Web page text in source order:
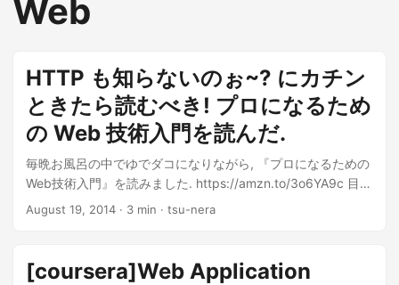
Web
HTTP も知らないのぉ~? にカチン
ときたら読むべき! プロになるため
の Web 技術入門を読んだ.
毎晩お風呂の中でゆでダコになりながら, 『プロになるための
Web技術入門』を読みました. https://amzn.to/3o6YA9c 目
的: Web アプリケーション開発の基礎を身につけるために...
August 19, 2014 · 3 min · tsu-nera
[coursera]Web Application